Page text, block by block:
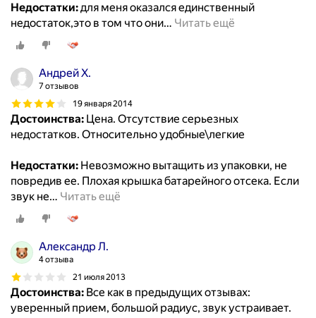
Недостатки:для меня оказался единственный
недостаток,это в том что они… Читать ещё
Андрей Х.
7 отзывов
19 января 2014
Достоинства: Цена. Отсутствие серьезных
недостатков. Относительно удобные\легкие
Недостатки: Невозможно вытащить из упаковки, не
повредив ее. Плохая крышка батарейного отсека. Если
звук не… Читать ещё
Александр Л.
4 отзыва
21 июля 2013
Достоинства: Все как в предыдущих отзывах:
уверенный прием, большой радиус, звук устраивает.